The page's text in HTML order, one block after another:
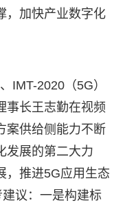
，加快产业数字化
IMT-2020（5G）
事长王志勤在视频
案供给侧能力不断
发展的第二大力
，推进5G应用生态
议：一是构建标